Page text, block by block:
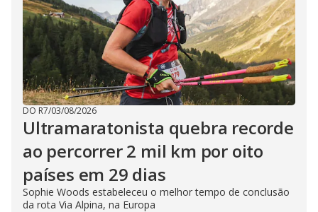
DO R7/03/08/2026
Ultramaratonista quebra recorde
ao percorrer 2 mil km por oito
países em 29 dias
Sophie Woods estabeleceu o melhor tempo de conclusão
da rota Via Alpina, na Europa